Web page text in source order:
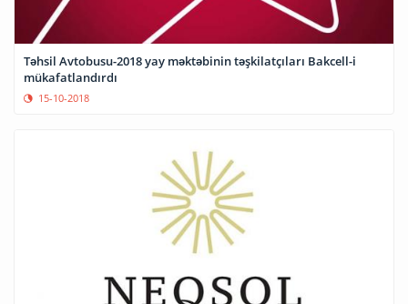
Təhsil Avtobusu-2018 yay məktəbinin təşkilatçıları Bakcell-i
mükafatlandırdı
15-10-2018